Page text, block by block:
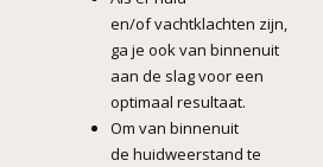
en/of vachtklachten zijn,
ga je ook van binnenuit
aan de slag voor een
optimaal resultaat.
Om van binnenuit
de huidweerstand te